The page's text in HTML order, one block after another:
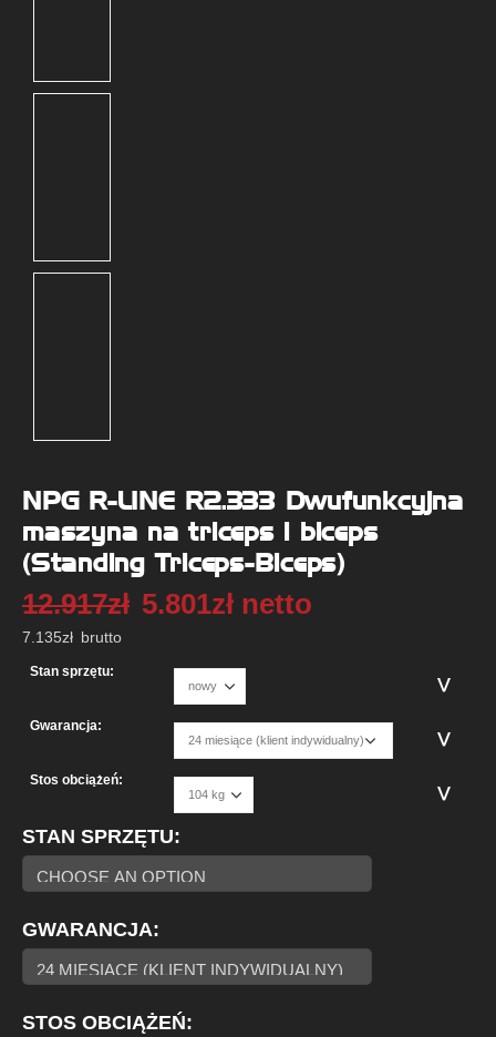
NPG R-LINE R2.333 Dwufunkcyjna
maszyna na triceps i biceps
(Standing Triceps-Biceps)
12.917zł 5.801zł netto
7.135zł brutto
Stan sprzętu:
Gwarancja:
Stos obciążeń:
STAN SPRZĘTU
GWARANCJA
STOS OBCIĄŻEŃ